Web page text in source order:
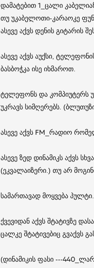
დამატებით 1_ცალი
თუ უკაბელოთი-კარაოკე
ასევე აქვს დენის გიტარის
ასევე აქვს აუქსი,
ბასბოჭკა ისე იხმაროთ.
ტელეფონს და კომპიუტერს
უკრავს სიმღერებს.
ასევე აქვს FM_რადიო
ასევე ზედ დინამიკს აქვს
(ეკვალაიზერი.) თუ არ
სამართავად მოყვება პულტი.
ქვევიდან აქვს შტატივზე
ცალკე შტატივებიც გვაქვს
(დინამიკის ფასი ---